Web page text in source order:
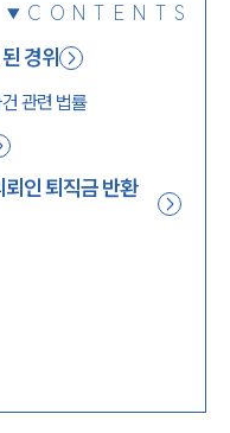
CONTENTS
경위
관련 법률
인 퇴직금 반환